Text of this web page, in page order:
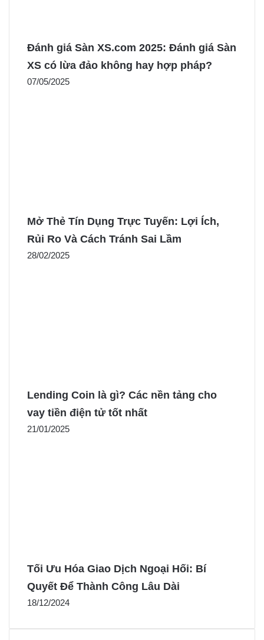
Đánh giá Sàn XS.com 2025: Đánh giá Sàn
XS có lừa đảo không hay hợp pháp?
07/05/2025
Mở Thẻ Tín Dụng Trực Tuyến: Lợi Ích,
Rủi Ro Và Cách Tránh Sai Lầm
28/02/2025
Lending Coin là gì? Các nền tảng cho
vay tiền điện tử tốt nhất
21/01/2025
Tối Ưu Hóa Giao Dịch Ngoại Hối: Bí
Quyết Để Thành Công Lâu Dài
18/12/2024